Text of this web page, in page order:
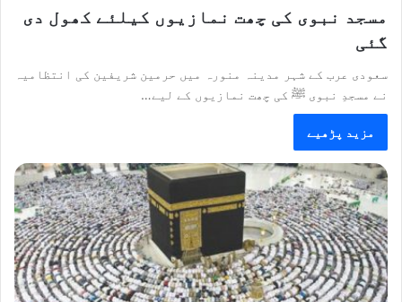
مسجد نبوی کی چھت نمازیوں کیلئے کھول دی
گئی
سعودی عرب کے شہر مدینہ منورہ میں حرمین شریفین کی انتظامیہ
نے مسجدِ نبوی ﷺ کی چھت نمازیوں کے لیے…
مزید پڑھیے